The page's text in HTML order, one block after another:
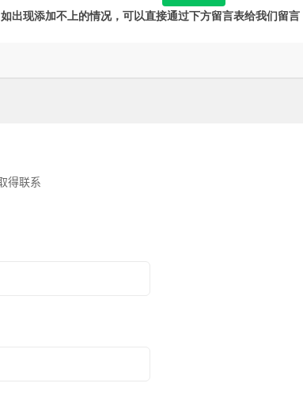
如出现添加不上的情况，可以直接通过下方留言表给我们留言